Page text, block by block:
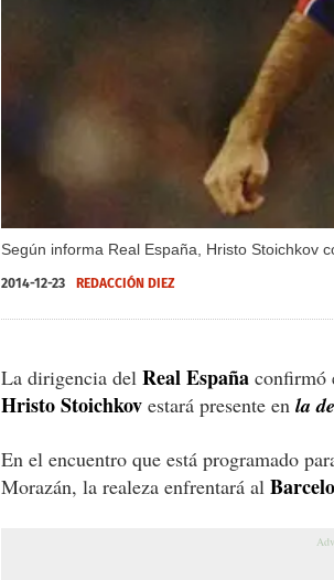
Según informa Real España, Hristo Stoichkov
2014-12-23 REDACCIÓN DIEZ
La dirigencia del Real España confirmó
Hristo Stoichkov estará presente en la
En el encuentro que está programado
Morazán, la realeza enfrentará al